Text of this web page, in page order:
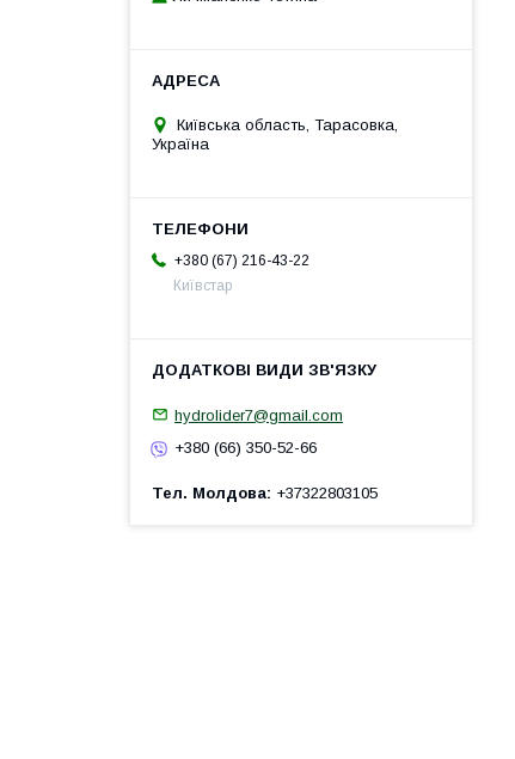
Київська область, Тарасовка,
Україна
+380 (67) 216-43-22
Київстар
hydrolider7@gmail.com
+380 (66) 350-52-66
Тел. Молдова +37322803105